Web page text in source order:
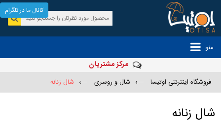
منو
مرکز مشتریان
فروشگاه اینترنتی اوتیسا —› شال و روسری —› شال زنانه
شال زنانه
کانال ما در تلگرام